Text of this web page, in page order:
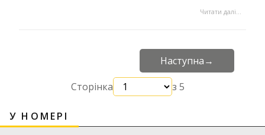
Читати далі...
Наступна→
Сторінка
з 5
У НОМЕРІ